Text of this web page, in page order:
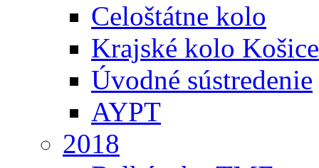
Celoštátne kolo
Krajské kolo Košice
Úvodné sústredenie
AYPT
2018